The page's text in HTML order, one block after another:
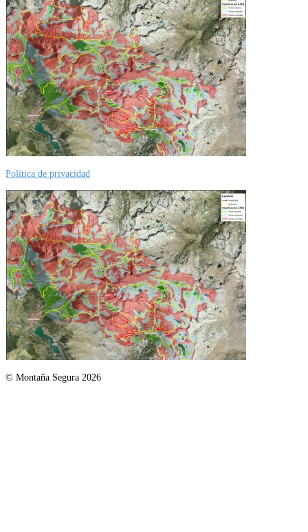
Política de privacidad
© Montaña Segura 2026